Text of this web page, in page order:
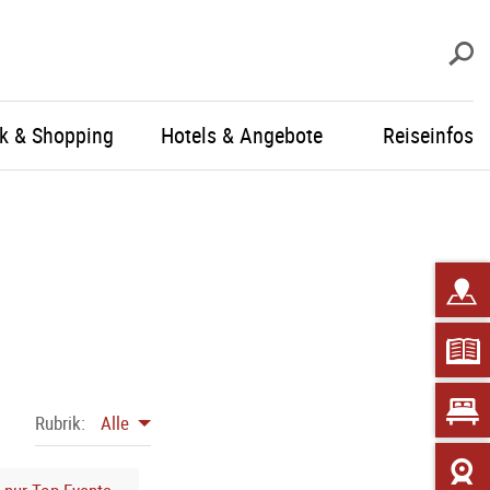
& Shopping Hotels & Angebote Reiseinfos
Rubrik: Alle